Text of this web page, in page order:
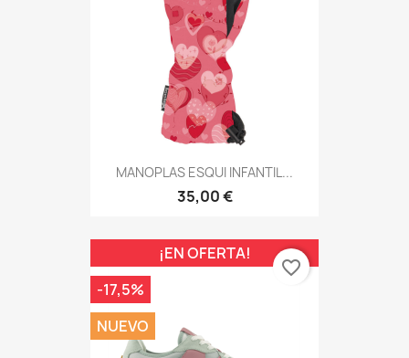
MANOPLAS ESQUI INFANTIL...
35,00 €
¡EN OFERTA!
-17,5%
NUEVO
favorite_border